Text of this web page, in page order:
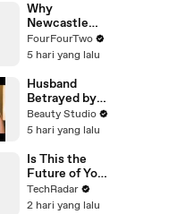
Why
Newcastle
Selling Bruno
to Arsenal Is
Looks
FourFourTwo
5 hari yang lalu
Husband
Betrayed by
Wife and His
Closest
Beauty Studio
5 hari yang lalu
Is This the
Future of Your
Smartphone?
Samsung's
TechRadar
2 hari yang lalu